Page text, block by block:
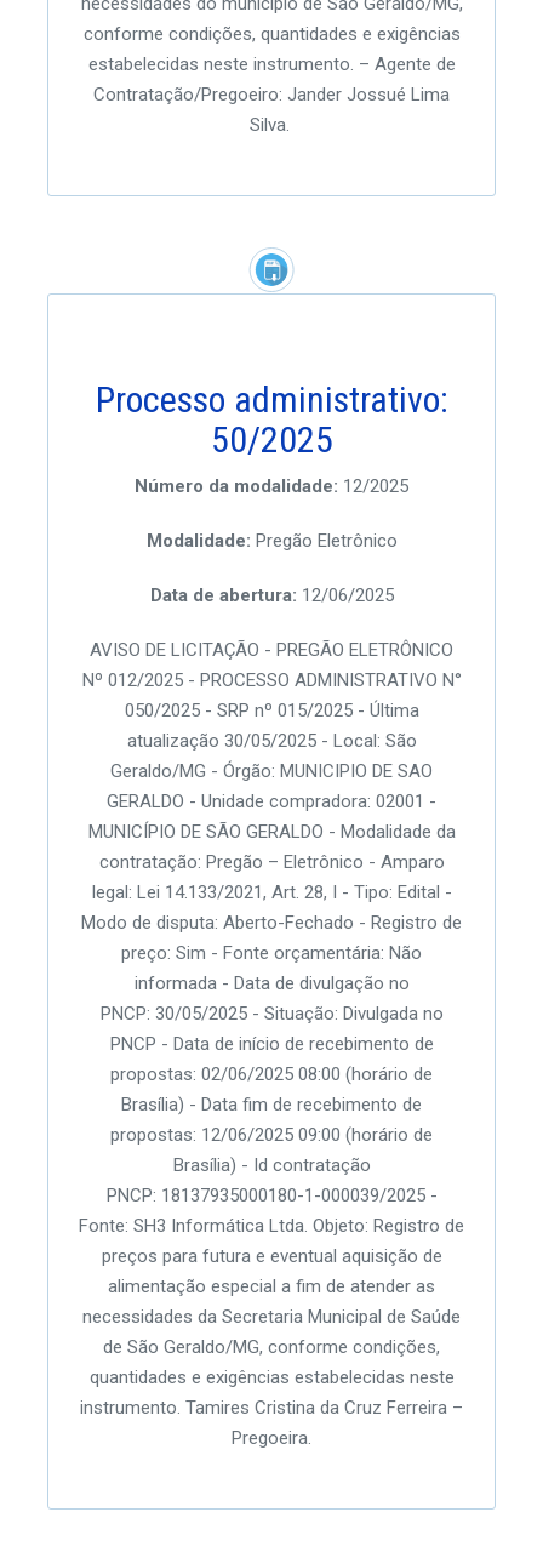
conforme condições, quantidades e exigências
estabelecidas neste instrumento. – Agente de
Contratação/Pregoeiro: Jander Jossué Lima
Silva.
Processo administrativo:
50/2025
Número da modalidade: 12/2025
Modalidade: Pregão Eletrônico
Data de abertura: 12/06/2025
AVISO DE LICITAÇÃO - PREGÃO ELETRÔNICO
Nº 012/2025 - PROCESSO ADMINISTRATIVO N°
050/2025 - SRP nº 015/2025 - Última
atualização 30/05/2025 - Local: São
Geraldo/MG - Órgão: MUNICIPIO DE SAO
GERALDO - Unidade compradora: 02001 -
MUNICÍPIO DE SÃO GERALDO - Modalidade da
contratação: Pregão – Eletrônico - Amparo
legal: Lei 14.133/2021, Art. 28, I - Tipo: Edital -
Modo de disputa: Aberto-Fechado - Registro de
preço: Sim - Fonte orçamentária: Não
informada - Data de divulgação no
PNCP: 30/05/2025 - Situação: Divulgada no
PNCP - Data de início de recebimento de
propostas: 02/06/2025 08:00 (horário de
Brasília) - Data fim de recebimento de
propostas: 12/06/2025 09:00 (horário de
Brasília) - Id contratação
PNCP: 18137935000180-1-000039/2025 -
Fonte: SH3 Informática Ltda. Objeto: Registro de
preços para futura e eventual aquisição de
alimentação especial a fim de atender as
necessidades da Secretaria Municipal de Saúde
de São Geraldo/MG, conforme condições,
quantidades e exigências estabelecidas neste
instrumento. Tamires Cristina da Cruz Ferreira –
Pregoeira.